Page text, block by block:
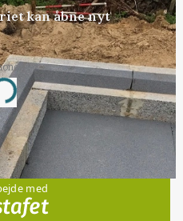
kan åbne nyt
med